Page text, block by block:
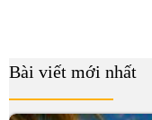
Bài viết mới nhất